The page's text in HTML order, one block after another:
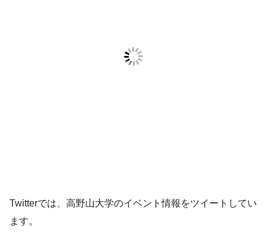
Twitterでは、高野山大学のイベント情報をツイートしてい
ます。